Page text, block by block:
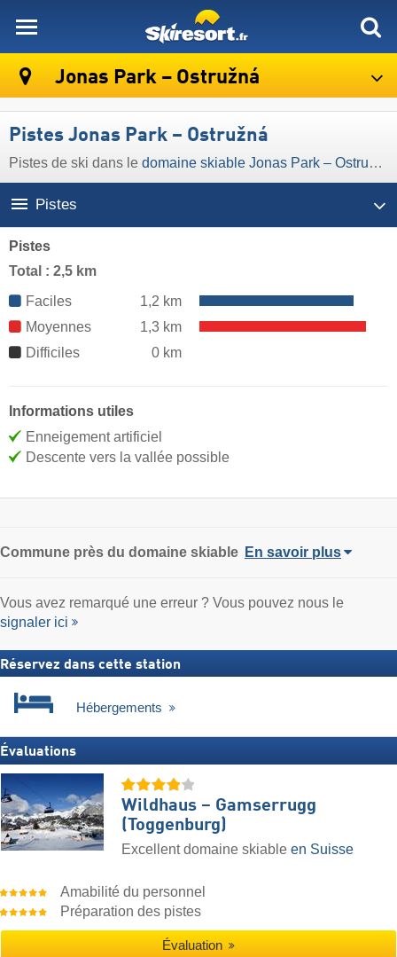
Jonas Park – Ostružná
Pistes Jonas Park – Ostružná
Pistes de ski dans le domaine skiable Jonas Park – Ostružná
Pistes
Pistes
Total : 2,5 km
Faciles
1,2 km
Moyennes
1,3 km
Difficiles
0 km
Informations utiles
Enneigement artificiel
Descente vers la vallée possible
Commune près du domaine skiable En savoir plus
Vous avez remarqué une erreur ? Vous pouvez nous le
signaler ici
Réservez dans cette station
Hébergements
Évaluations
Wildhaus – Gamserrugg
(Toggenburg)
Excellent domaine skiable en Suisse
Amabilité du personnel
Préparation des pistes
Évaluation